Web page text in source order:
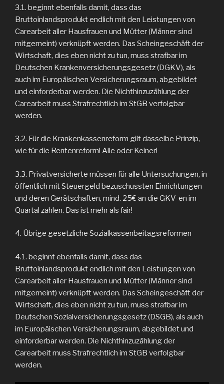
3.1. beginnt ebenfalls damit, dass das
Bruttoinlandsprodukt endlich mit den Leistungen von
Carearbeit aller Hausfrauen und Mütter (Männer sind
mitgemeint) verknüpft werden. Das Scheingeschäft der
Wirtschaft, dies eben nicht zu tun, muss strafbar im
Deutschen Krankenversicherungsgesetz (DGKV), als
auch im Europäischen Versicherungsraum, abgebildet
und einforderbar werden. Die Nichthinzuzählung der
Carearbeit muss Strafrechtlich im StGB verfolgbar
werden.
3.2. Für die Krankenkassenreform gilt dasselbe Prinzip,
wie für die Rentenreform! Alle oder Keiner!
3.3. Privatversicherte müssen für alle Untersuchungen, in
öffentlich mit Steuergeld bezuschussten Einrichtungen
und deren Gerätschaften, mind. 25€ an die GKV-en im
Quartal zahlen. Das ist mehr als fair!
4. Übrige gesetzliche Sozialkassenbeitagsreformen
4.1. beginnt ebenfalls damit, dass das
Bruttoinlandsprodukt endlich mit den Leistungen von
Carearbeit aller Hausfrauen und Mütter (Männer sind
mitgemeint) verknüpft werden. Das Scheingeschäft der
Wirtschaft, dies eben nicht zu tun, muss strafbar im
Deutschen Sozialversicherungsgesetz (DSGB), als auch
im Europäischen Versicherungsraum, abgebildet und
einforderbar werden. Die Nichthinzuzählung der
Carearbeit muss Strafrechtlich im StGB verfolgbar
werden.